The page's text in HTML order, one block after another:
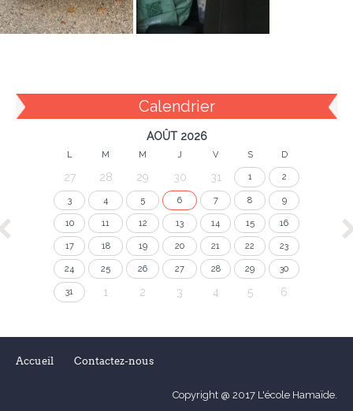
Calendrier
AOÛT 2026
L M M J V S D
27 28 29 30 31 1 2
3 4 5 6 7 8 9
10 11 12 13 14 15 16
17 18 19 20 21 22 23
24 25 26 27 28 29 30
31 1 2 3 4 5 6
Accueil Contactez-nous
Copyright @ 2017 L'école Hamaïde.